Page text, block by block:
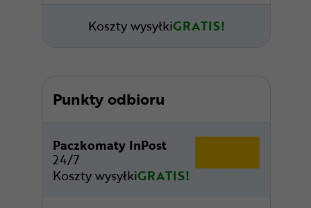
Koszty wysyłkiGRATIS!
Punkty odbioru
Paczkomaty InPost
24/7
Koszty wysyłkiGRATIS!